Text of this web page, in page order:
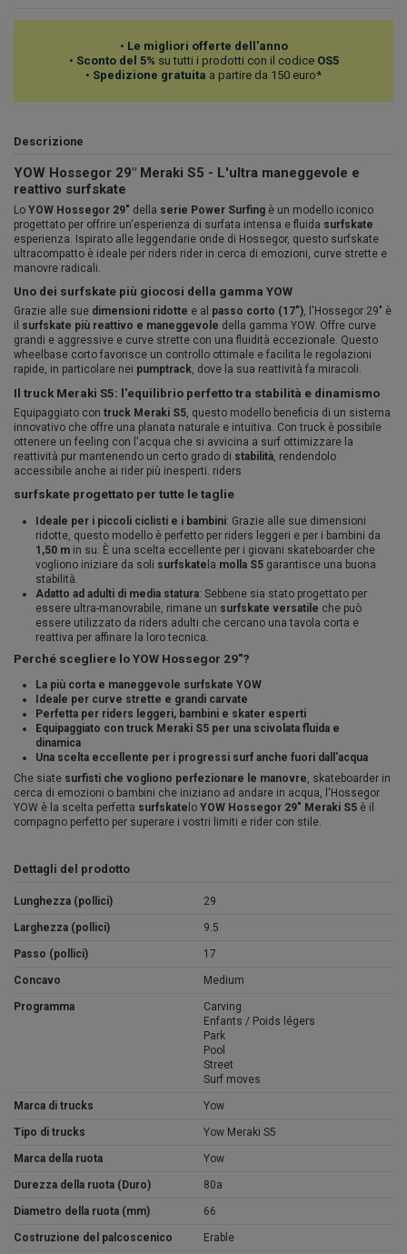
• Le migliori offerte dell'anno
• Sconto del 5% su tutti i prodotti con il codice OS5
• Spedizione gratuita a partire da 150 euro*
Descrizione
YOW Hossegor 29" Meraki S5 - L'ultra maneggevole e
reattivo surfskate
Lo YOW Hossegor 29" della serie Power Surfing è un modello iconico
progettato per offrire un'esperienza di surfata intensa e fluida surfskate
esperienza. Ispirato alle leggendarie onde di Hossegor, questo surfskate
ultracompatto è ideale per riders rider in cerca di emozioni, curve strette e
manovre radicali.
Uno dei surfskate più giocosi della gamma YOW
Grazie alle sue dimensioni ridotte e al passo corto (17"), l'Hossegor 29" è
il surfskate più reattivo e maneggevole della gamma YOW. Offre curve
grandi e aggressive e curve strette con una fluidità eccezionale. Questo
wheelbase corto favorisce un controllo ottimale e facilita le regolazioni
rapide, in particolare nei pumptrack, dove la sua reattività fa miracoli.
Il truck Meraki S5: l'equilibrio perfetto tra stabilità e dinamismo
Equipaggiato con truck Meraki S5, questo modello beneficia di un sistema
innovativo che offre una planata naturale e intuitiva. Con truck è possibile
ottenere un feeling con l'acqua che si avvicina a surf ottimizzare la
reattività pur mantenendo un certo grado di stabilità, rendendolo
accessibile anche ai rider più inesperti. riders
surfskate progettato per tutte le taglie
Ideale per i piccoli ciclisti e i bambini: Grazie alle sue dimensioni
ridotte, questo modello è perfetto per riders leggeri e per i bambini da
1,50 m in su. È una scelta eccellente per i giovani skateboarder che
vogliono iniziare da soli surfskate la molla S5 garantisce una buona
stabilità.
Adatto ad adulti di media statura: Sebbene sia stato progettato per
essere ultra-manovrabile, rimane un surfskate versatile che può
essere utilizzato da riders adulti che cercano una tavola corta e
reattiva per affinare la loro tecnica.
Perché scegliere lo YOW Hossegor 29"?
La più corta e maneggevole surfskate YOW
Ideale per curve strette e grandi carvate
Perfetta per riders leggeri, bambini e skater esperti
Equipaggiato con truck Meraki S5 per una scivolata fluida e
dinamica
Una scelta eccellente per i progressi surf anche fuori dall'acqua
Che siate surfisti che vogliono perfezionare le manovre, skateboarder in
cerca di emozioni o bambini che iniziano ad andare in acqua, l'Hossegor
YOW è la scelta perfetta surfskate lo YOW Hossegor 29" Meraki S5 è il
compagno perfetto per superare i vostri limiti e rider con stile.
Dettagli del prodotto
Lunghezza (pollici) 29
Larghezza (pollici) 9.5
Passo (pollici) 17
Concavo Medium
Programma
Carving
Enfants / Poids légers
Park
Pool
Street
Surf moves
Marca di trucks Yow
Tipo di trucks Yow Meraki S5
Marca della ruota Yow
Durezza della ruota (Duro) 80a
Diametro della ruota (mm) 66
Costruzione del palcoscenico Erable